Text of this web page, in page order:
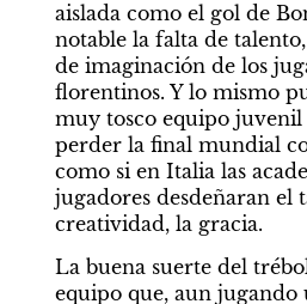
aislada como el gol de
notable la falta de
de imaginación de los
florentinos. Y lo mismo
muy tosco equipo juvenil
perder la final mundial
como si en Italia las
jugadores desdeñaran el
creatividad, la gracia.
La buena suerte del
equipo que, aun jugando